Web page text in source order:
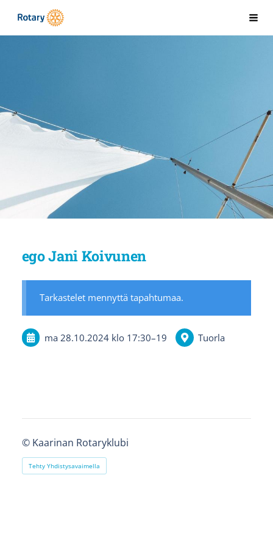
Siirry
Kaarinan Rotaryklubi
ego Jani Koivunen
Tarkastelet mennyttä tapahtumaa.
ma 28.10.2024 klo 17:30–19 Tuorla
© Kaarinan Rotaryklubi
Tehty Yhdistysavaimella